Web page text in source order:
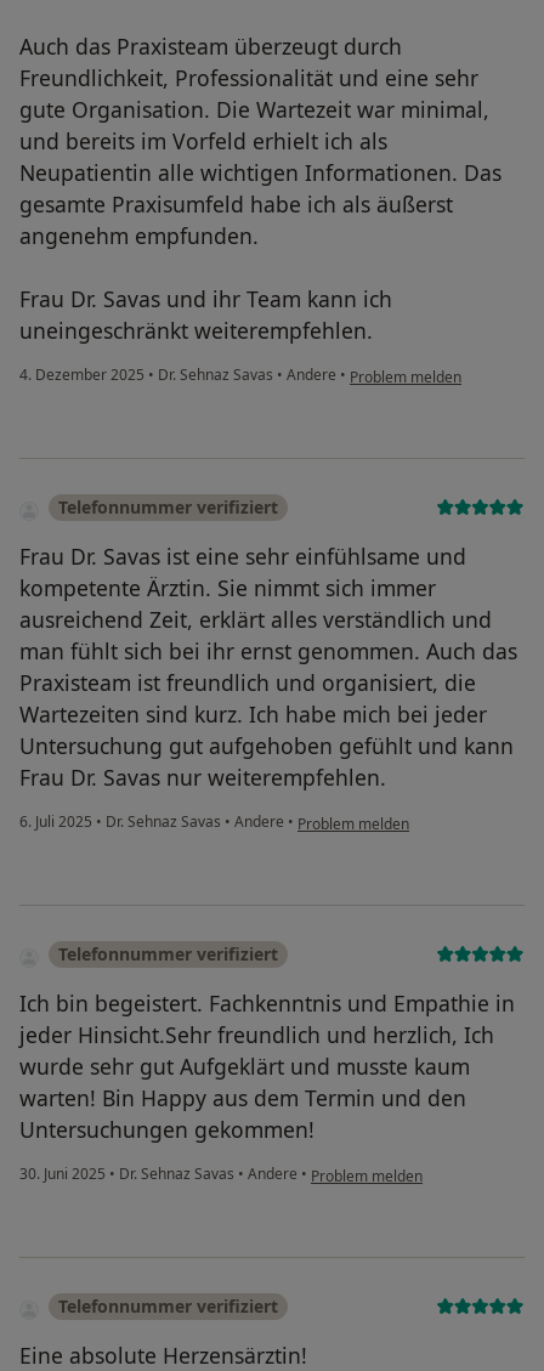
Auch das Praxisteam überzeugt durch
Freundlichkeit, Professionalität und eine sehr
gute Organisation. Die Wartezeit war minimal,
und bereits im Vorfeld erhielt ich als
Neupatientin alle wichtigen Informationen. Das
gesamte Praxisumfeld habe ich als äußerst
angenehm empfunden.
Frau Dr. Savas und ihr Team kann ich
uneingeschränkt weiterempfehlen.
4. Dezember 2025 • Dr. Sehnaz Savas • Andere • Problem melden
Telefonnummer verifiziert
Frau Dr. Savas ist eine sehr einfühlsame und
kompetente Ärztin. Sie nimmt sich immer
ausreichend Zeit, erklärt alles verständlich und
man fühlt sich bei ihr ernst genommen. Auch das
Praxisteam ist freundlich und organisiert, die
Wartezeiten sind kurz. Ich habe mich bei jeder
Untersuchung gut aufgehoben gefühlt und kann
Frau Dr. Savas nur weiterempfehlen.
6. Juli 2025 • Dr. Sehnaz Savas • Andere • Problem melden
Telefonnummer verifiziert
Ich bin begeistert. Fachkenntnis und Empathie in
jeder Hinsicht.Sehr freundlich und herzlich, Ich
wurde sehr gut Aufgeklärt und musste kaum
warten! Bin Happy aus dem Termin und den
Untersuchungen gekommen!
30. Juni 2025 • Dr. Sehnaz Savas • Andere • Problem melden
Telefonnummer verifiziert
Eine absolute Herzensärztin!